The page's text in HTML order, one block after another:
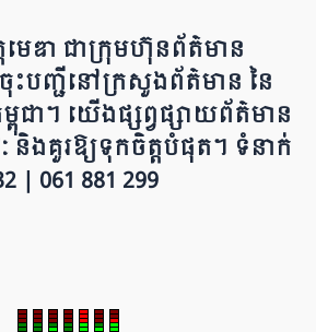
េឌា ជា​ក្រុ​​​​​ម​​​ហ៊ុន​ព័ត៌មាន​
បញ្ជីនៅក្រសួងព័ត៌មាន នៃ​​​​
ពុជា។ យើ​ង​​​​​ផ្សព្វផ្សាយព័​ត៌​មា​​​​ន
និ​ងគួរ​ឱ្យ​ទុកចិត្ត​បំ​ផុត។ ទំនាក់
| 0​​​​​61 881 299